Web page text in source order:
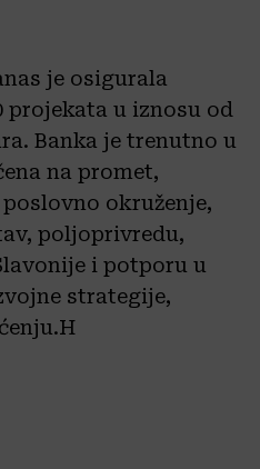
je osigurala
projekata u iznosu od
Banka je trenutno u
na promet,
okruženje,
poljoprivredu,
i potporu u
strategije,